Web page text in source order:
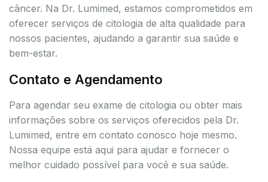
câncer. Na Dr. Lumimed, estamos comprometidos em
oferecer serviços de citologia de alta qualidade para
nossos pacientes, ajudando a garantir sua saúde e
bem-estar.
Contato e Agendamento
Para agendar seu exame de citologia ou obter mais
informações sobre os serviços oferecidos pela Dr.
Lumimed, entre em contato conosco hoje mesmo.
Nossa equipe está aqui para ajudar e fornecer o
melhor cuidado possível para você e sua saúde.